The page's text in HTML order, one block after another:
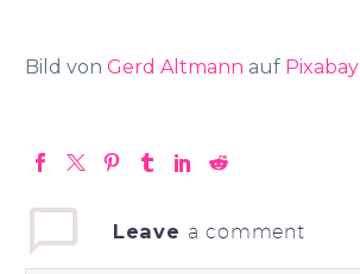
Bild von Gerd Altmann auf Pixabay
Leave a comment